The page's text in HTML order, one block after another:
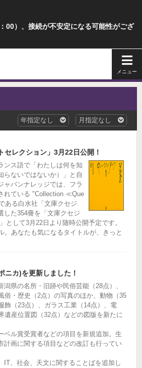
00）、接続が不安定になる可能性がござ
セレクション」3月22日公開！
ンス語で「わたしは何を知
らないではないか）」と自
ャパンナレッジでは、フラ
れている "Collection ≪Que
ある白水社「文庫クセジ
した354冊を「文庫クセジ
として3月22日より随時公開予定です。
。あなたも気になるタイトルが、きっと
ニカ)を更新しました！
潟県の名所・旧跡や民俗芸能（28点）、
俗・歴史（2点）の写真のほか、動物（35
飾（23点）、ガラス工業（14点）、電
遺産位置図（32点）などの図版を新たに
ベル賞受賞者などの項目を新規追加。生
計画に関する項目などの改訂も行ってい
IT、社会、天文に関することばを追加し